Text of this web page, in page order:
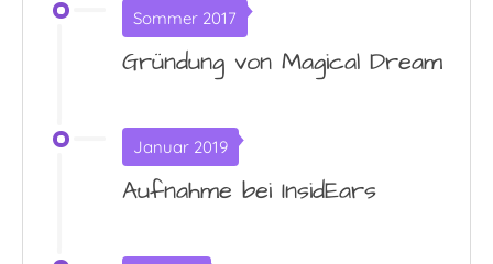
Sommer 2017
Gründung von Magical Dream
Januar 2019
Aufnahme bei InsidEars